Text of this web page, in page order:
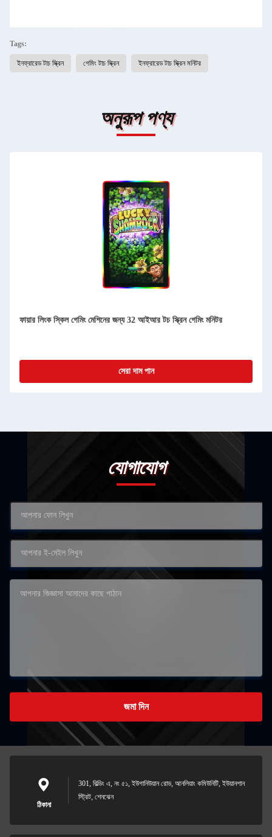
Tags:
ইনফ্রারেড টাচ স্ক্রিন গেমিং টাচ স্ক্রিন ইনফ্রারেড টাচ স্ক্রিন মনিটর
অনুরূপ পণ্য
ফায়ার লিংক স্কিল গেমিং মেশিনের জন্য 32 আইআর টচ স্ক্রিন গেমিং মনিটর
সেরা দাম পান
যোগাযোগ
জমা দিন
ঠিকানা
301, বিল্ডিং এ, নং ৫১, ইউগানিউয়ান রোড, আনলিয়াং কমিউনিটি, ইউয়ানশান
স্ট্রিট, শেনঝেন